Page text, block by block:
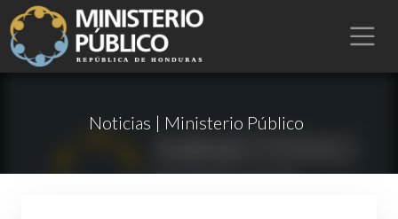
Noticias | Ministerio Público